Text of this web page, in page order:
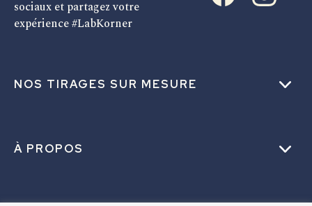
NOS TIRAGES SUR MESURE
À PROPOS
sociaux et partagez votre
expérience #LabKorner